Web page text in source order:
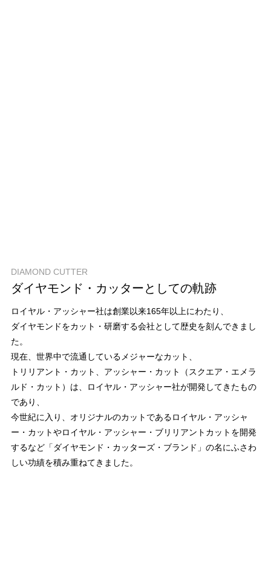
DIAMOND CUTTER
ダイヤモンド・カッターとしての軌跡
ロイヤル・アッシャー社は創業以来165年以上にわたり、
ダイヤモンドをカット・研磨する会社として歴史を刻んできまし
た。
現在、世界中で流通しているメジャーなカット、
トリリアント・カット、アッシャー・カット（スクエア・エメラ
ルド・カット）は、ロイヤル・アッシャー社が開発してきたもの
であり、
今世紀に入り、オリジナルのカットであるロイヤル・アッシャ
ー・カットやロイヤル・アッシャー・ブリリアントカットを開発
するなど「ダイヤモンド・カッターズ・ブランド」の名にふさわ
しい功績を積み重ねてきました。